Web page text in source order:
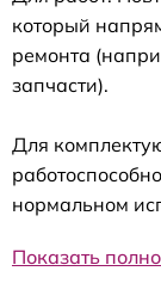
который
ремонта
запчасти).
Для
нормальном
Показать